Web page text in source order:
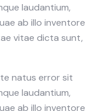
laudantium,
ab illo inventore
vitae dicta sunt,
natus error sit
laudantium,
ab illo inventore